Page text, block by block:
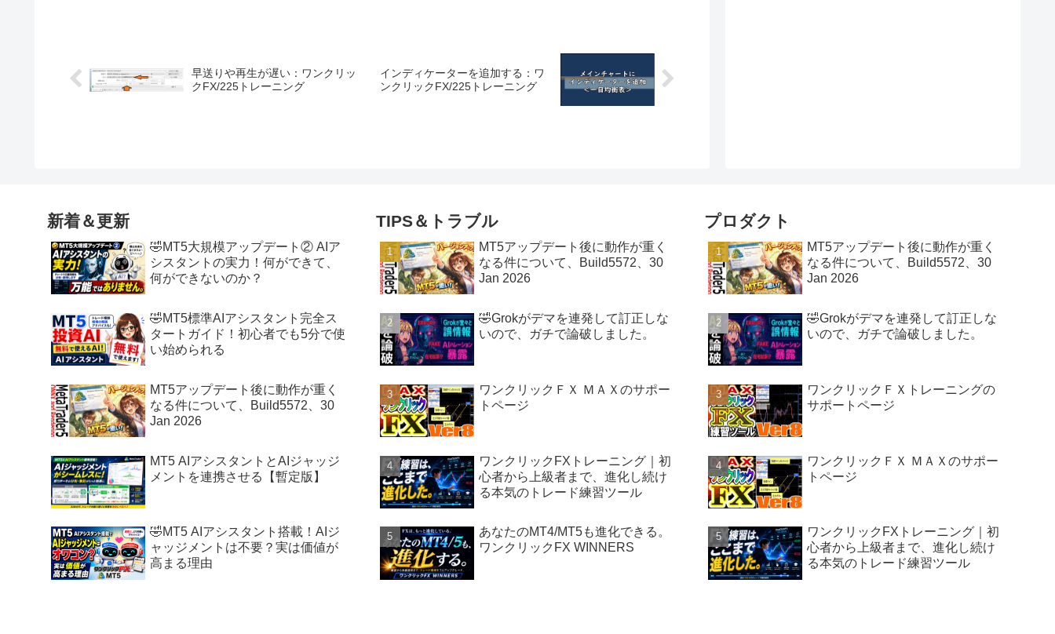
早送りや再生が遅い：ワンクリッ
クFX/225トレーニング
インディケーターを追加する：ワ
ンクリックFX/225トレーニング
新着＆更新
🤣MT5大規模アップデート② AIア
シスタントの実力！何ができて、
何ができないのか？
🤣MT5標準AIアシスタント完全ス
タートガイド！初心者でも5分で使
い始められる
MT5アップデート後に動作が重く
なる件について、Build5572、30
Jan 2026
MT5 AIアシスタントとAIジャッジ
メントを連携させる【暫定版】
🤣MT5 AIアシスタント搭載！AIジ
ャッジメントは不要？実は価値が
高まる理由
TIPS＆トラブル
MT5アップデート後に動作が重く
なる件について、Build5572、30
Jan 2026
🤣Grokがデマを連発して訂正しな
いので、ガチで論破しました。
ワンクリックＦＸ ＭＡＸのサポー
トページ
ワンクリックFXトレーニング｜初
心者から上級者まで、進化し続け
る本気のトレード練習ツール
あなたのMT4/MT5も進化できる。
ワンクリックFX WINNERS
プロダクト
MT5アップデート後に動作が重く
なる件について、Build5572、30
Jan 2026
🤣Grokがデマを連発して訂正しな
いので、ガチで論破しました。
ワンクリックＦＸトレーニングの
サポートページ
ワンクリックＦＸ ＭＡＸのサポー
トページ
ワンクリックFXトレーニング｜初
心者から上級者まで、進化し続け
る本気のトレード練習ツール